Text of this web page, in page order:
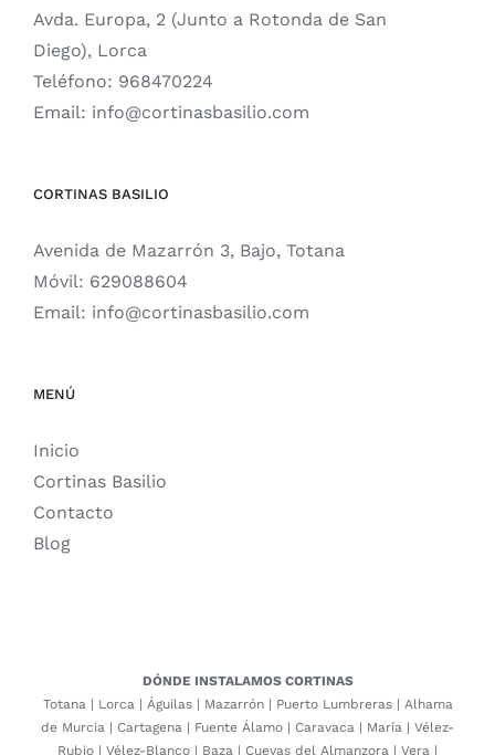
Avda. Europa, 2 (Junto a Rotonda de San
Diego), Lorca
Teléfono: 968470224
Email: info@cortinasbasilio.com
CORTINAS BASILIO
Avenida de Mazarrón 3, Bajo, Totana
Móvil: 629088604
Email: info@cortinasbasilio.com
MENÚ
Inicio
Cortinas Basilio
Contacto
Blog
DÓNDE INSTALAMOS CORTINAS
Totana | Lorca | Águilas| Mazarrón| Puerto Lumbreras| Alhama
de Murcia | Cartagena | Fuente Álamo | Caravaca | María | Vélez-
Rubio | Vélez-Blanco | Baza | Cuevas del Almanzora | Vera |